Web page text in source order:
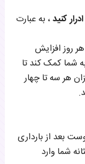
، به عبارت
روز افزایش
شما کمک کند تا
هر سه تا چهار
بعد از بارداری
شما وارد